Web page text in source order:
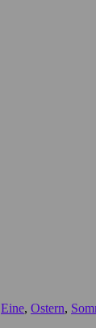
Eine, Ostern,